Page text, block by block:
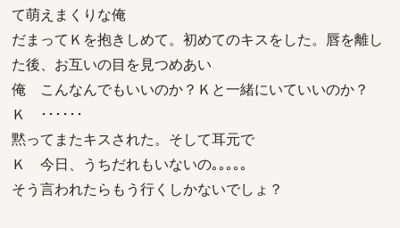
て萌えまくりな俺
だまってＫを抱きしめて。初めてのキスをした。唇を離し
た後、お互いの目を見つめあい
俺 こんなんでもいいのか？Ｋと一緒にいていいのか？
Ｋ ･･････
黙ってまたキスされた。そして耳元で
Ｋ 今日、うちだれもいないの｡｡｡｡｡
そう言われたらもう行くしかないでしょ？